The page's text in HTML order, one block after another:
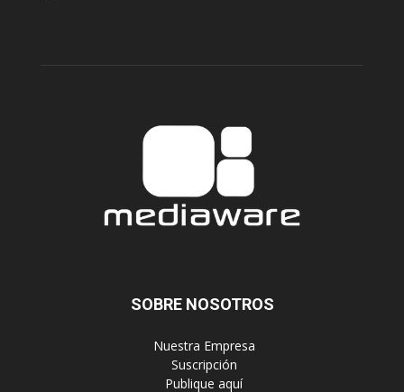
SOBRE NOSOTROS
‎ Nuestra Empresa
‎ Suscripción
‎ Publique aquí